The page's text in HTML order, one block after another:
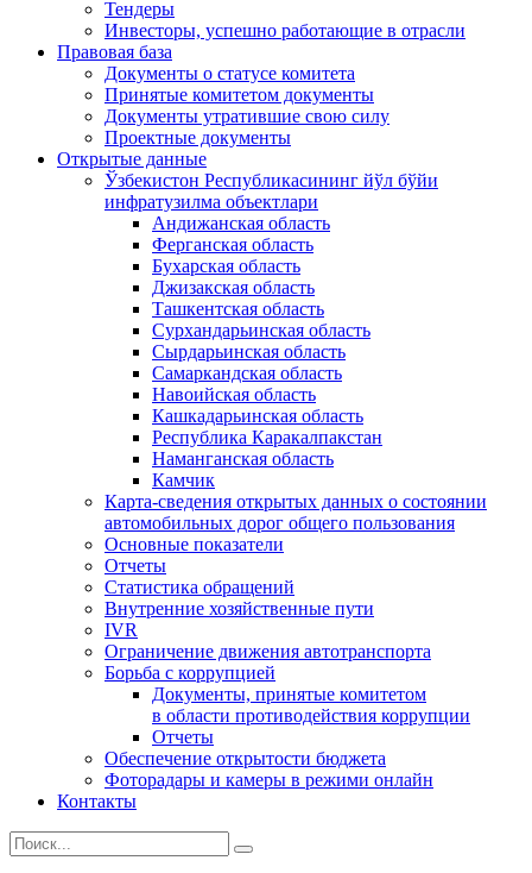
Тендеры
Инвесторы, успешно работающие в отрасли
Правовая база
Документы о статусе комитета
Принятые комитетом документы
Документы утратившие свою силу
Проектные документы
Открытые данные
Ўзбекистон Республикасининг йўл бўйи
инфратузилма объектлари
Андижанская область
Ферганская область
Бухарская область
Джизакская область
Ташкентская область
Сурхандарьинская область
Сырдарьинская область
Самаркандская область
Навоийская область
Кашкадарьинская область
Республика Каракалпакстан
Наманганская область
Камчик
Карта-сведения открытых данных о состоянии
автомобильных дорог общего пользования
Основные показатели
Отчеты
Статистика обращений
Внутренние хозяйственные пути
IVR
Ограничение движения автотранспорта
Борьба с коррупцией
Документы, принятые комитетом
в области противодействия коррупции
Отчеты
Обеспечение открытости бюджета
Фоторадары и камеры в режими онлайн
Контакты